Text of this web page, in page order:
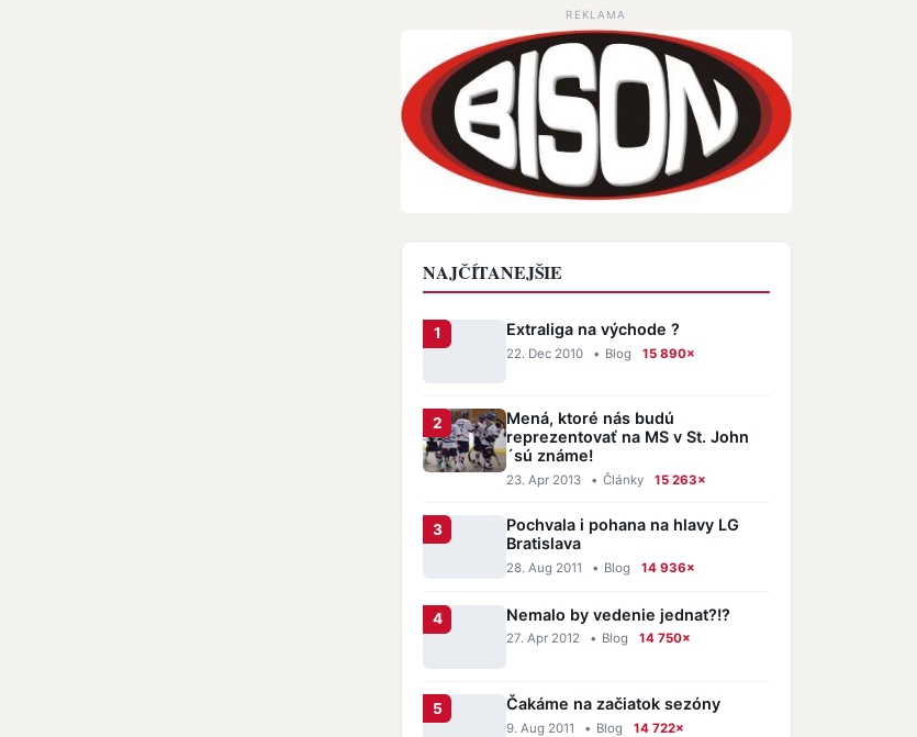
REKLAMA
NAJČÍTANEJŠIE
Extraliga na východe ?
22. Dec 2010 • Blog 15 890×
Mená, ktoré nás budú
reprezentovať na MS v St. John
´sú známe!
23. Apr 2013 • Články 15 263×
Pochvala i pohana na hlavy LG
Bratislava
28. Aug 2011 • Blog 14 936×
Nemalo by vedenie jednat?!?
27. Apr 2012 • Blog 14 750×
Čakáme na začiatok sezóny
9. Aug 2011 • Blog 14 722×